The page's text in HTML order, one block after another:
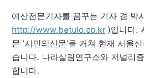
예산전문기자를 꿈꾸는 기자 겸 박
http://www.betulo.co.kr )입니다.
문 '시민의신문'을 거쳐 현재 서울
습니다. 나라살림연구소와 저널리
합니다.